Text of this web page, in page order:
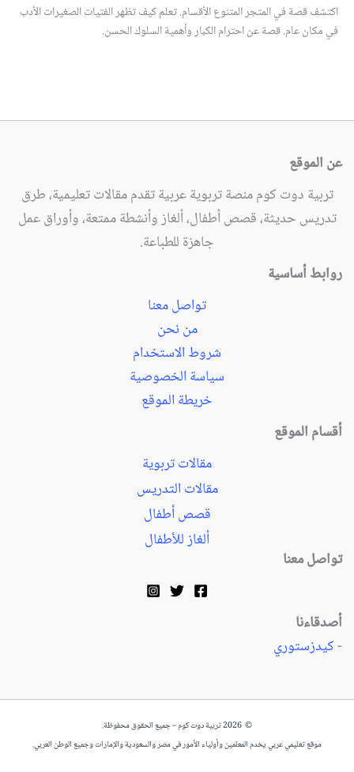
اكتشف قصة في المتجر المتنوع الأقسام. تعلم كيف تظهر الفتيات الصغيرات الأدب
في مكان عام. قصة عن احترام الكبار وأهمية السلوك الحسن.
عن الموقع
تربية دوت كوم منصة تربوية عربية تقدم مقالات تعليمية، طرق
تدريس حديثة، قصص أطفال، ألغاز وأنشطة ممتعة، وأوراق عمل
جاهزة للطباعة.
روابط أساسية
تواصل معنا
من نحن
شروط الاستخدام
سياسة الخصوصية
خريطة الموقع
أقسام الموقع
مقالات تربوية
مقالات التدريس
قصص أطفال
ألغاز للأطفال
تواصل معنا
أصدقاءنا
-كيدزستوري
© 2026 تربية دوت كوم – جميع الحقوق محفوظة.
موقع تعليمي عربي يخدم المعلمين وأولياء الأمور في مصر والسعودية والإمارات وجميع الوطن العربي.